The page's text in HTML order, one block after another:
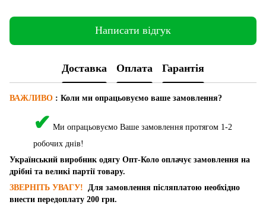
Написати відгук
Доставка Оплата Гарантія
ВАЖЛИВО : Коли ми опрацьовуємо ваше замовлення?
✔ Ми опрацьовуємо Ваше замовлення протягом 1-2
робочих днів!
Український виробник одягу Опт-Коло оплачує замовлення на
дрібні та великі партії товару.
ЗВЕРНІТЬ УВАГУ!
Для замовлення післяплатою необхідно
внести передоплату 200 грн.